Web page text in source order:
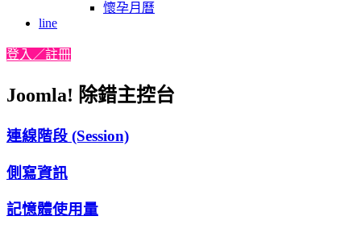
懷孕月曆
line
登入／註冊
Joomla! 除錯主控台
連線階段 (Session)
側寫資訊
記憶體使用量